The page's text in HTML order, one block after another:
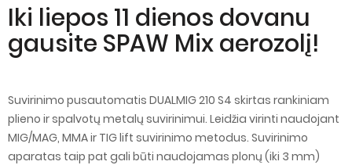
Iki liepos 11 dienos dovanu
gausite SPAW Mix aerozolį!
Suvirinimo pusautomatis DUALMIG 210 S4 skirtas rankiniam
plieno ir spalvotų metalų suvirinimui. Leidžia virinti naudojant
MIG/MAG, MMA ir TIG lift suvirinimo metodus. Suvirinimo
aparatas taip pat gali būti naudojamas plonų (iki 3 mm)